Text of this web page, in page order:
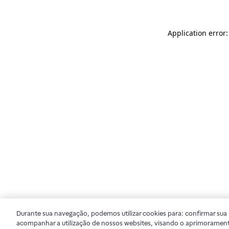
Application
Durante sua navegação, podemos utilizar cookies para: confirmar
acompanhar a utilização de nossos websites, visando o